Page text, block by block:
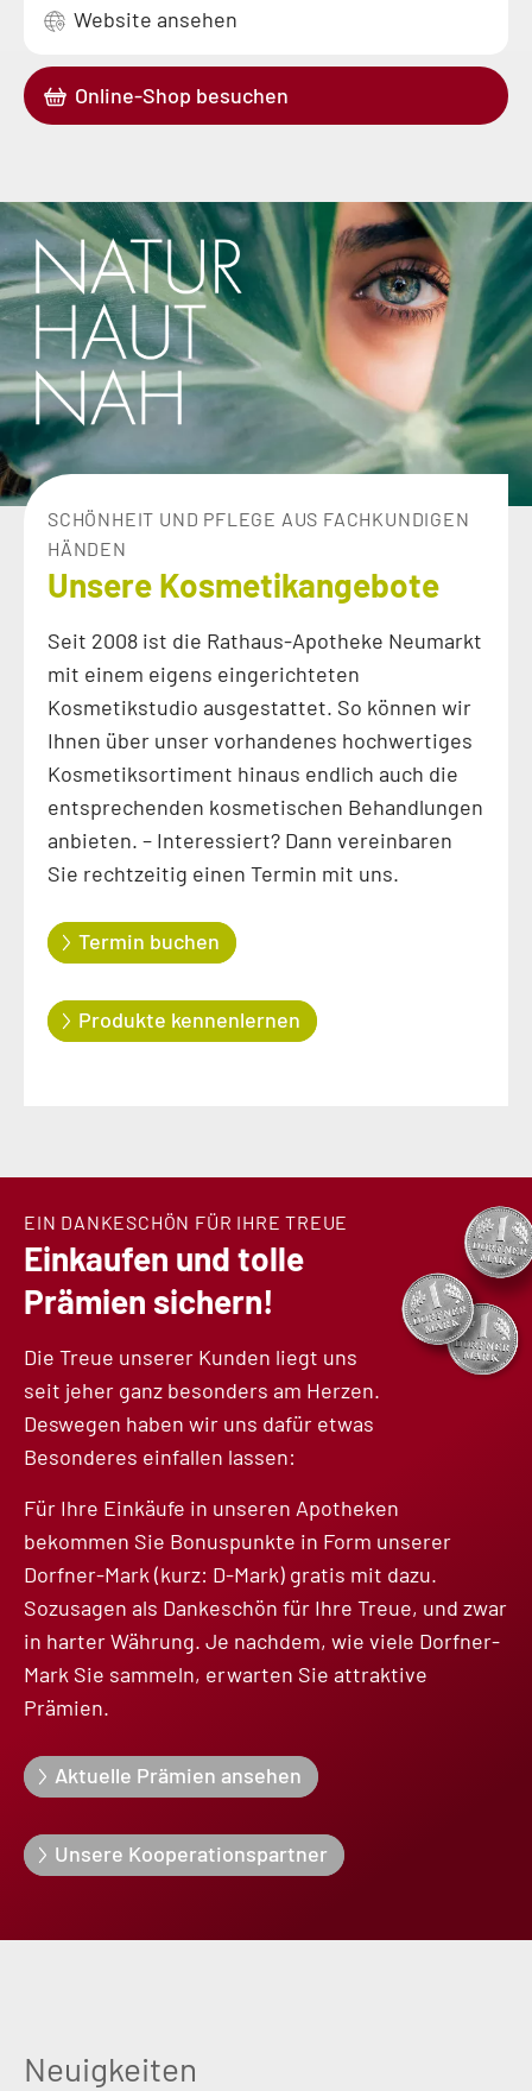
Website ansehen
Online-Shop besuchen
Natur
hautnah
SCHÖNHEIT UND PFLEGE AUS FACHKUNDIGEN
HÄNDEN
Unsere Kosmetikangebote
Seit 2008 ist die Rathaus-Apotheke Neumarkt
mit einem eigens eingerichteten
Kosmetikstudio ausgestattet. So können wir
Ihnen über unser vorhandenes hochwertiges
Kosmetiksortiment hinaus endlich auch die
entsprechenden kosmetischen Behandlungen
anbieten. – Interessiert? Dann vereinbaren
Sie rechtzeitig einen Termin mit uns.
Termin buchen
Produkte kennenlernen
EIN DANKESCHÖN FÜR IHRE TREUE
Einkaufen und tolle
Prämien sichern!
Die Treue unserer Kunden liegt uns
seit jeher ganz besonders am Herzen.
Deswegen haben wir uns dafür etwas
Besonderes einfallen lassen:
Für Ihre Einkäufe in unseren Apotheken
bekommen Sie Bonuspunkte in Form unserer
Dorfner-Mark (kurz: D-Mark) gratis mit dazu.
Sozusagen als Dankeschön für Ihre Treue, und zwar
in harter Währung. Je nachdem, wie viele Dorfner-
Mark Sie sammeln, erwarten Sie attraktive
Prämien.
Aktuelle Prämien ansehen
Unsere Kooperationspartner
Neuigkeiten